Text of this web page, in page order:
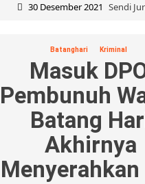
30 Desember 2021 Sendi
Batanghari Kriminal
Masuk
Pembunuh
Batang
Akhirnya
Menyerahkan